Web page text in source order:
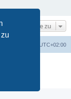
Gehe zu
UTC+02:00